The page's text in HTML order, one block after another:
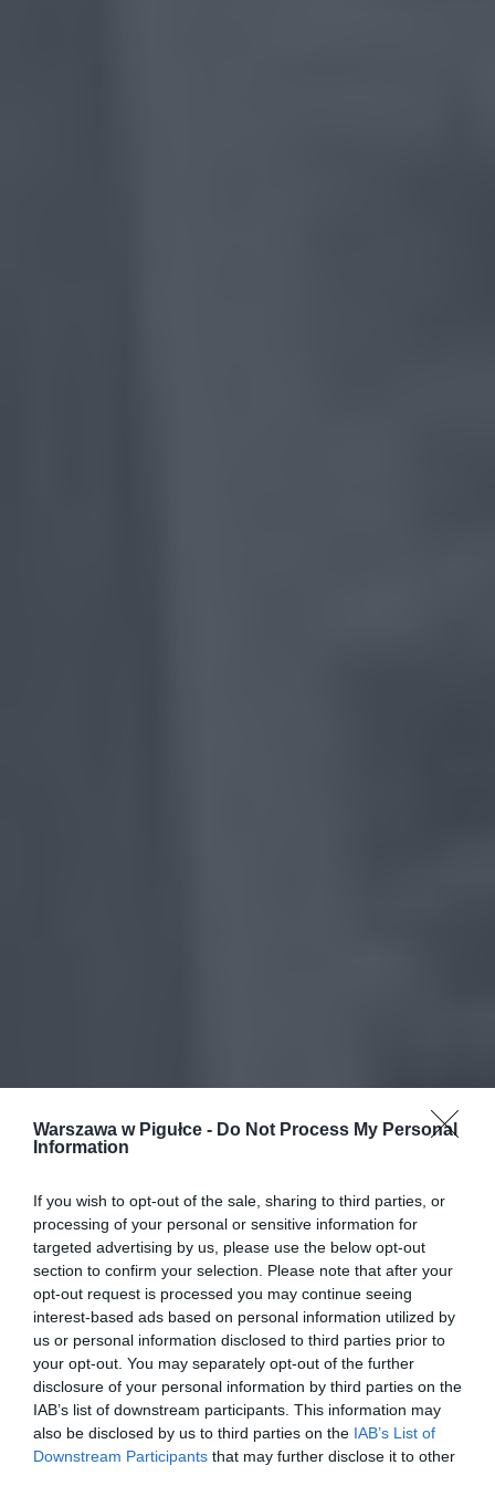
Warszawa w Pigułce - Do Not Process My Personal
Information
If you wish to opt-out of the sale, sharing to third parties, or
processing of your personal or sensitive information for
targeted advertising by us, please use the below opt-out
section to confirm your selection. Please note that after your
opt-out request is processed you may continue seeing
interest-based ads based on personal information utilized by
us or personal information disclosed to third parties prior to
your opt-out. You may separately opt-out of the further
disclosure of your personal information by third parties on the
IAB’s list of downstream participants. This information may
also be disclosed by us to third parties on the IAB’s List of
Downstream Participants that may further disclose it to other